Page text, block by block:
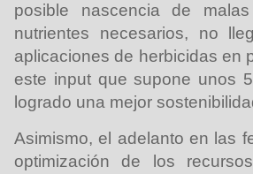
posible nascencia de
nutrientes necesarios, no
aplicaciones de herbicidas en
este input que supone unos
logrado una mejor
Asimismo, el adelanto en las
optimización de los